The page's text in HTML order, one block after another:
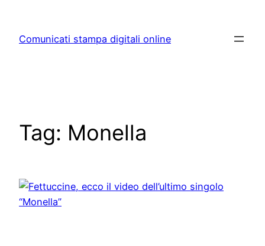
content
Comunicati stampa digitali online
Tag: Monella